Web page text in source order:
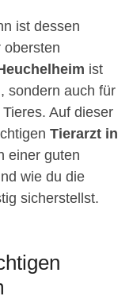
ist dessen
obersten
ist
sondern auch für
Auf dieser
Tierarzt in
einer guten
wie du die
sicherstellst.